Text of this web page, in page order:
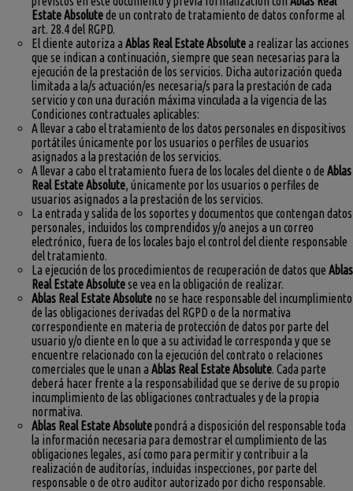
Estate Absolutede un contrato de tratamiento de datos conforme al
art. 28.4 del RGPD.
El cliente autoriza a Ablas Real Estate Absolutea realizar las acciones
que se indican a continuación, siempre que sean necesarias para la
ejecución de la prestación de los servicios. Dicha autorización queda
limitada a la/s actuación/es necesaria/s para la prestación de cada
servicio y con una duración máxima vinculada a la vigencia de las
Condiciones contractuales aplicables:
A llevar a cabo el tratamiento de los datos personales en dispositivos
portátiles únicamente por los usuarios o perfiles de usuarios
asignados a la prestación de los servicios.
A llevar a cabo el tratamiento fuera de los locales del cliente o de Ablas
Real Estate Absolute, únicamente por los usuarios o perfiles de
usuarios asignados a la prestación de los servicios.
La entrada y salida de los soportes y documentos que contengan datos
personales, incluidos los comprendidos y/o anejos a un correo
electrónico, fuera de los locales bajo el control del cliente responsable
del tratamiento.
La ejecución de los procedimientos de recuperación de datos que Ablas
Real Estate Absolutese vea en la obligación de realizar.
Ablas Real Estate Absolute no se hace responsable del incumplimiento
de las obligaciones derivadas del RGPD o de la normativa
correspondiente en materia de protección de datos por parte del
usuario y/o cliente en lo que a su actividad le corresponda y que se
encuentre relacionado con la ejecución del contrato o relaciones
comerciales que le unan a Ablas Real Estate Absolute. Cada parte
deberá hacer frente a la responsabilidad que se derive de su propio
incumplimiento de las obligaciones contractuales y de la propia
normativa.
Ablas Real Estate Absolutepondrá a disposición del responsable toda
la información necesaria para demostrar el cumplimiento de las
obligaciones legales, así como para permitir y contribuir a la
realización de auditorías, incluidas inspecciones, por parte del
responsable o de otro auditor autorizado por dicho responsable.